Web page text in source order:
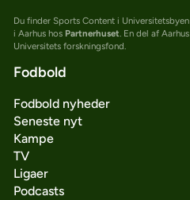
Du finder Sports Content i Universitetsbyen
i Aarhus hos Partnerhuset. En del af Aarhus
Universitets forskningsfond.
Fodbold
Fodbold nyheder
Seneste nyt
Kampe
TV
Ligaer
Podcasts